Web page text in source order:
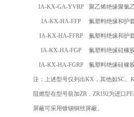
IA-KX-GA-YVRP 聚乙烯绝缘聚氯
IA-KX-HA-FFP 氟塑料绝缘和护
IA-KX-HA-FFRP 氟塑料绝缘和护
IA-KX-HA-FGP 氟塑料绝缘硅橡
IA-KX-HA-FGRP 氟塑料绝缘硅橡
注：上述型号仅列出KX ，其他如SC、
阻燃型在型号前加ZR ， ZR192为进口
屏蔽可采用镀锡铜丝屏蔽。